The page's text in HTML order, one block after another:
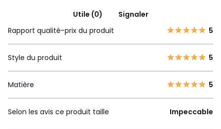
Utile (0)
Signaler
Rapport qualité-prix du produit
5
Style du produit 5
Matière 5
Selon les avis ce produit taille Impeccable